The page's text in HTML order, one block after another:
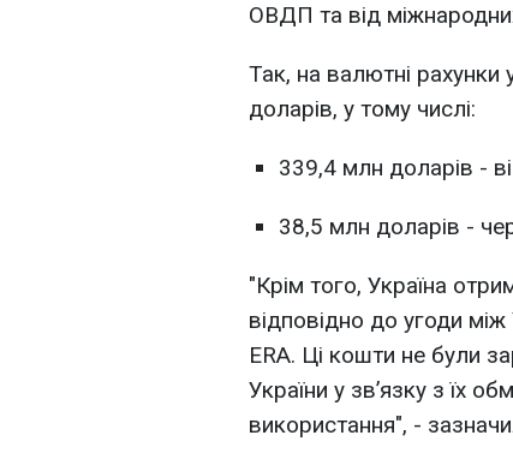
ОВДП та від
Так, на валютні
доларів, у тому числі:
339,4 млн доларів -
38,5 млн доларів -
"Крім того, Україна
відповідно до угоди
ERA. Ці кошти не були
України у зв’язку з їх
використання", -